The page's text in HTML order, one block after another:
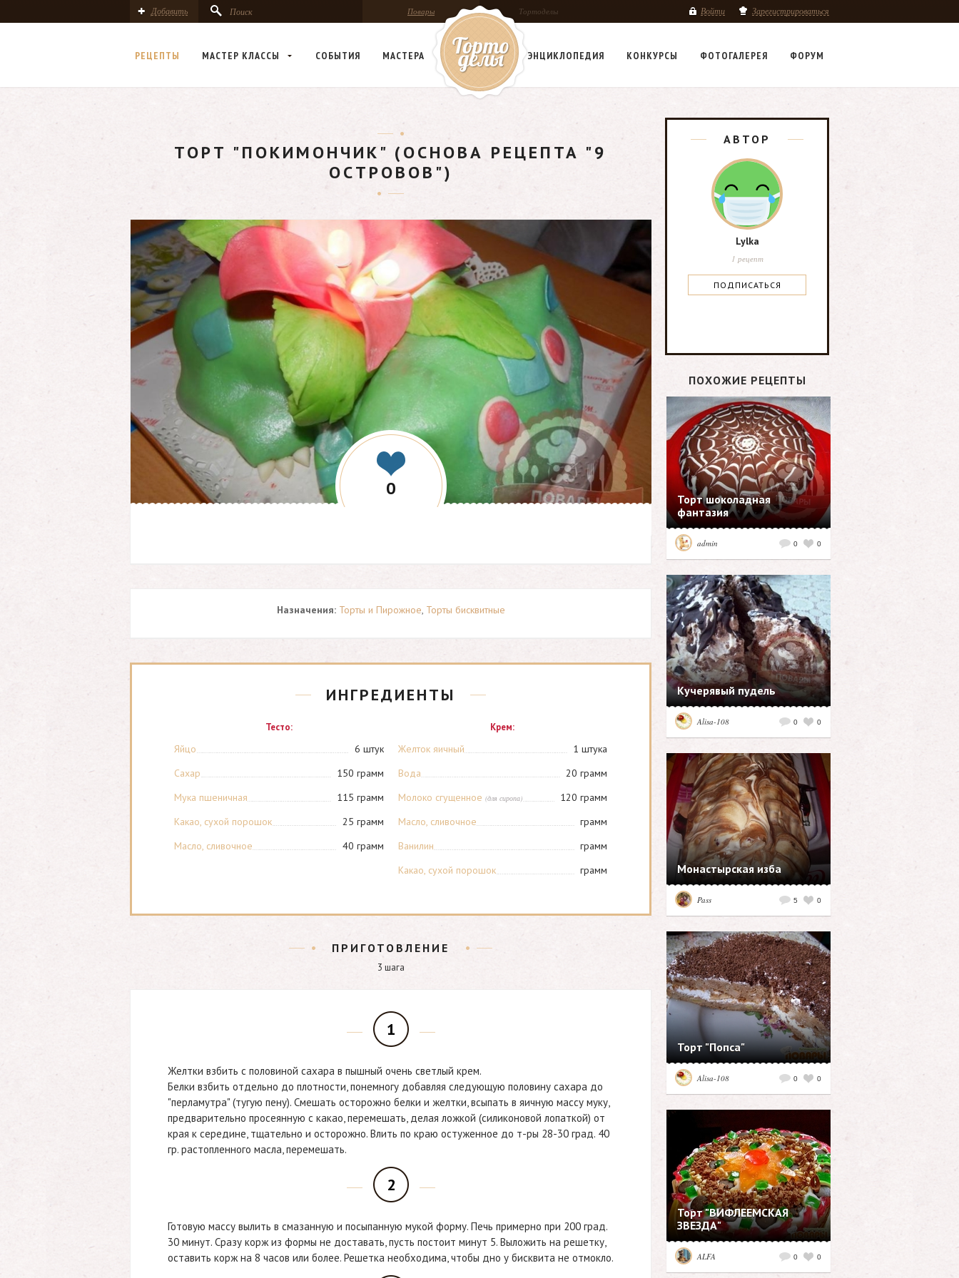
Тортоделы
Повары Войти Зарегистрироваться
Добавить Поиск
ЭНЦИКЛОПЕДИЯ КОНКУРСЫ ФОТОГАЛЕРЕЯ ФОРУМ
РЕЦЕПТЫ МАСТЕР КЛАСCЫ СОБЫТИЯ МАСТЕРА
ТОРТ "ПОКИМОНЧИК" (ОСНОВА РЕЦЕПТА "9
ОСТРОВОВ")
0
Назначения: Торты и Пирожное, Торты бисквитные
ИНГРЕДИЕНТЫ
Тесто:
6 штук
Яйцо
150 грамм
Сахар
115 грамм
Мука пшеничная
25 грамм
Какао, сухой порошок
40 грамм
Масло, сливочное
Крем:
1 штука
Желток яичный
20 грамм
Вода
120 грамм
Молоко сгущенное (для сиропа)
грамм
Масло, сливочное
грамм
Ванилин
грамм
Какао, сухой порошок
ПРИГОТОВЛЕНИЕ
3 шага
1
Желтки взбить с половиной сахара в пышный очень светлый крем.
Белки взбить отдельно до плотности, понемногу добавляя следующую половину сахара до
"перламутра" (тугую пену). Смешать осторожно белки и желтки, всыпать в яичную массу муку,
предварительно просеянную с какао, перемешать, делая ложкой (силиконовой лопаткой) от
края к середине, тщательно и осторожно. Влить по краю остуженное до т-ры 28-30 град. 40
гр. растопленного масла, перемешать.
2
Готовую массу вылить в смазанную и посыпанную мукой форму. Печь примерно при 200 град.
30 минут. Сразу корж из формы не доставать, пусть постоит минут 5. Выложить на решетку,
оставить корж на 8 часов или более. Решетка необходима, чтобы дно у бисквита не отмокло.
АВТОР
Lylka
1 рецепт
ПОДПИСАТЬСЯ
ПОХОЖИЕ РЕЦЕПТЫ
Торт шоколадная
фантазия
0
0
admin
Кучерявый пудель
0
0
Alisa-108
Монастырская изба
0
5
Pass
Торт "Попса"
0
0
Alisa-108
Торт "ВИФЛЕЕМСКАЯ
ЗВЕЗДА"
0
0
ALFA